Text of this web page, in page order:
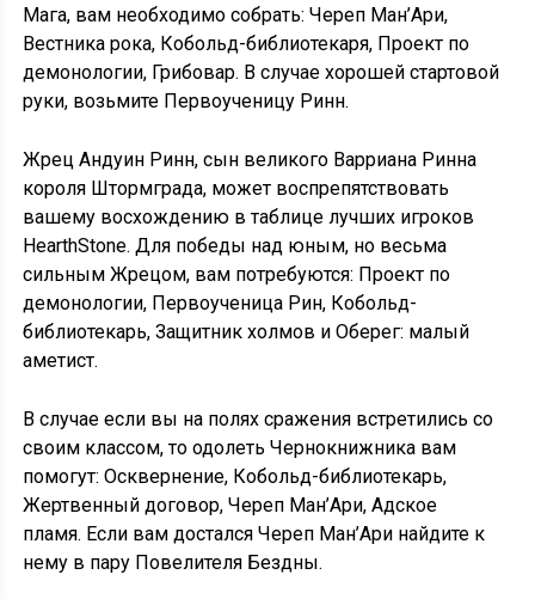
Мага, вам необходимо собрать: Череп Ман’Ари,
Вестника рока, Кобольд-библиотекаря, Проект по
демонологии, Грибовар. В случае хорошей стартовой
руки, возьмите Первоученицу Ринн.
Жрец Андуин Ринн, сын великого Варриана Ринна
короля Штормграда, может воспрепятствовать
вашему восхождению в таблице лучших игроков
HearthStone. Для победы над юным, но весьма
сильным Жрецом, вам потребуются: Проект по
демонологии, Первоученица Рин, Кобольд-
библиотекарь, Защитник холмов и Оберег: малый
аметист.
В случае если вы на полях сражения встретились со
своим классом, то одолеть Чернокнижника вам
помогут: Осквернение, Кобольд-библиотекарь,
Жертвенный договор, Череп Ман’Ари, Адское
пламя. Если вам достался Череп Ман’Ари найдите к
нему в пару Повелителя Бездны.